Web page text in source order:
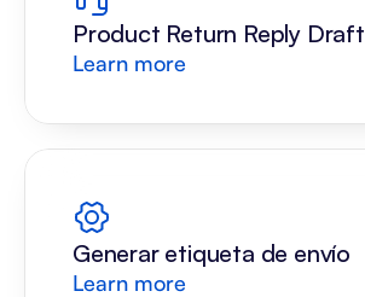
Product Return Reply Draft
Learn more
Generar etiqueta de envío
Learn more